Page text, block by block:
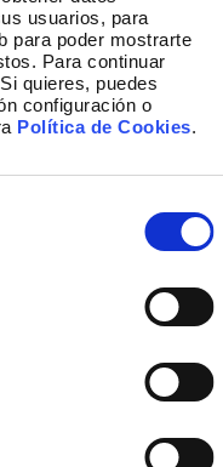
usuarios, para
para poder mostrarte
Para continuar
quieres, puedes
configuración o
Política de Cookies.
salimos de